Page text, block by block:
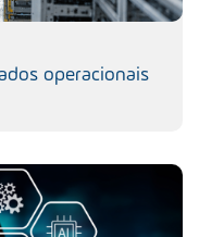
operacionais